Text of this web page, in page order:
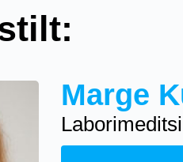
Marge